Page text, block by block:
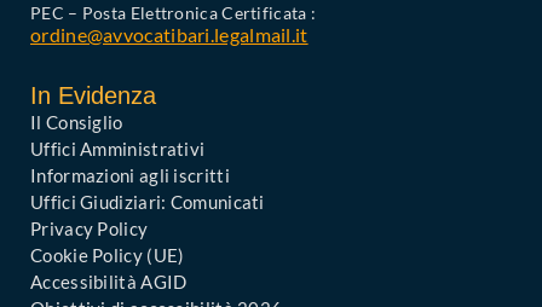
PEC – Posta Elettronica Certificata :
ordine@avvocatibari.legalmail.it
In Evidenza
Il Consiglio
Uffici Amministrativi
Informazioni agli iscritti
Uffici Giudiziari: Comunicati
Privacy Policy
Cookie Policy (UE)
Accessibilità AGID